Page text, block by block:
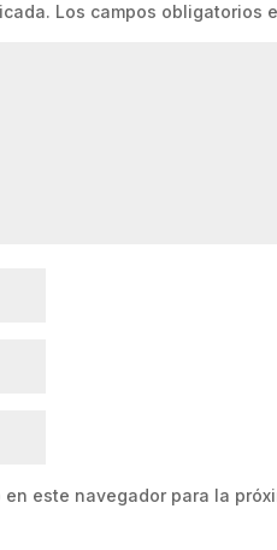
Los campos obligatorios
este navegador para la